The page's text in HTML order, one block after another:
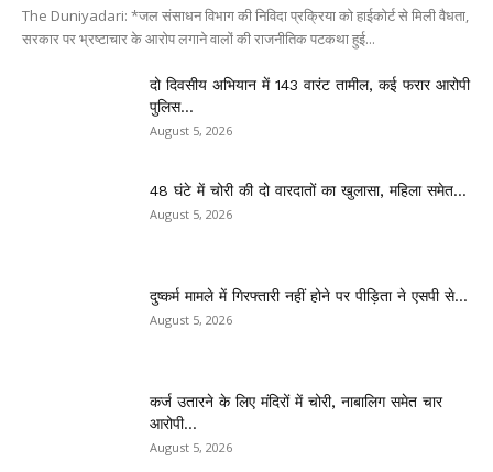
The Duniyadari: *जल संसाधन विभाग की निविदा प्रक्रिया को हाईकोर्ट से मिली वैधता,
सरकार पर भ्रष्टाचार के आरोप लगाने वालों की राजनीतिक पटकथा हुई...
दो दिवसीय अभियान में 143 वारंट तामील, कई फरार आरोपी
पुलिस...
August 5, 2026
48 घंटे में चोरी की दो वारदातों का खुलासा, महिला समेत...
August 5, 2026
दुष्कर्म मामले में गिरफ्तारी नहीं होने पर पीड़िता ने एसपी से...
August 5, 2026
कर्ज उतारने के लिए मंदिरों में चोरी, नाबालिग समेत चार
आरोपी...
August 5, 2026